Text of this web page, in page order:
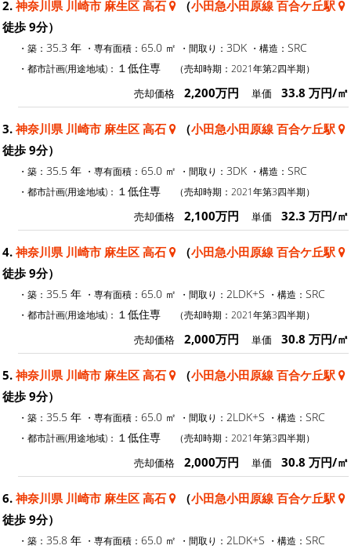
2. 神奈川県 川崎市 麻生区 高石 （小田急小田原線 百合ケ丘駅
徒歩 9分）
・築： 35.3 年 ・専有面積： 65.0 ㎡ ・間取り： 3DK ・構造： SRC
・都市計画(用途地域)： １低住専 （売却時期：2021年第2四半期）
売却価格 2,200万円 単価 33.8 万円/㎡
3. 神奈川県 川崎市 麻生区 高石 （小田急小田原線 百合ケ丘駅
徒歩 9分）
・築： 35.5 年 ・専有面積： 65.0 ㎡ ・間取り： 3DK ・構造： SRC
・都市計画(用途地域)： １低住専 （売却時期：2021年第3四半期）
売却価格 2,100万円 単価 32.3 万円/㎡
4. 神奈川県 川崎市 麻生区 高石 （小田急小田原線 百合ケ丘駅
徒歩 9分）
・築： 35.5 年 ・専有面積： 65.0 ㎡ ・間取り： 2LDK+S ・構造： SRC
・都市計画(用途地域)： １低住専 （売却時期：2021年第3四半期）
売却価格 2,000万円 単価 30.8 万円/㎡
5. 神奈川県 川崎市 麻生区 高石 （小田急小田原線 百合ケ丘駅
徒歩 9分）
・築： 35.5 年 ・専有面積： 65.0 ㎡ ・間取り： 2LDK+S ・構造： SRC
・都市計画(用途地域)： １低住専 （売却時期：2021年第3四半期）
売却価格 2,000万円 単価 30.8 万円/㎡
6. 神奈川県 川崎市 麻生区 高石 （小田急小田原線 百合ケ丘駅
徒歩 9分）
・築： 35.8 年 ・専有面積： 65.0 ㎡ ・間取り： 2LDK+S ・構造： SRC